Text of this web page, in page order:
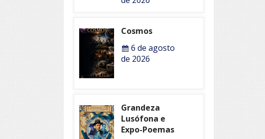
Cosmos
6 de agosto
de 2026
Grandeza
Lusófona e
Expo-Poemas